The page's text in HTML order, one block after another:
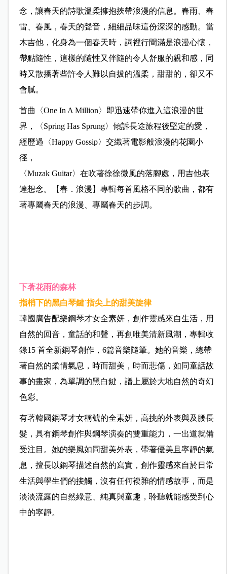
念，讓春天的詩歌溫柔擁抱挾帶浪漫的信息。春雨、春
雷、春風，春天的聲音，細細品味這份深深的感動。當
木吉他，化身為一個春天時，詞裡行間滿是浪漫心懷，
帶點隨性，這樣的隨性又伴隨的令人舒服的親和感，同
時又散播著些許令人難以自拔的溫柔，甜甜的，卻又不
會膩。
首曲〈One In A Million〉即迅速帶你進入這浪漫的世
界，〈Spring Has Sprung〉傾訴長途旅程後堅定的愛，
經歷過〈Happy Gossip〉交織著電影般浪漫的花園小
徑，
〈Muzak Guitar〉在吹著徐徐微風的落腳處，用吉他表
達想念。【春．浪漫】專輯每首風格不同的歌曲，都有
著專屬春天的浪漫、專屬春天的步調。
下著花雨的森林
指梢下的黑白琴鍵´指尖上的甜美旋律
韓國廣告配樂鋼琴才女全素妍，創作靈感來自生活，用
自然的回音，童話的和聲，再創唯美清新風潮，專輯收
錄15 首全新鋼琴創作，6篇音樂隨筆。她的音樂，總帶
著自然的柔情氣息，時而甜美，時而悲傷，如同童話故
事的畫家，為單調的黑白鍵，譜上屬於大地自然的奇幻
色彩。
有著韓國鋼琴才女稱號的全素妍，高挑的外表與及腰長
髮，具有鋼琴創作與鋼琴演奏的雙重能力，一出道就備
受注目。她的樂風如同甜美外表，帶著優美且寧靜的氣
息，擅長以鋼琴描述自然的寫實，創作靈感來自於日常
生活與學生們的接觸，沒有任何複雜的情感故事，而是
淡淡流露的自然綠意、純真與童趣，聆聽就能感受到心
中的寧靜。